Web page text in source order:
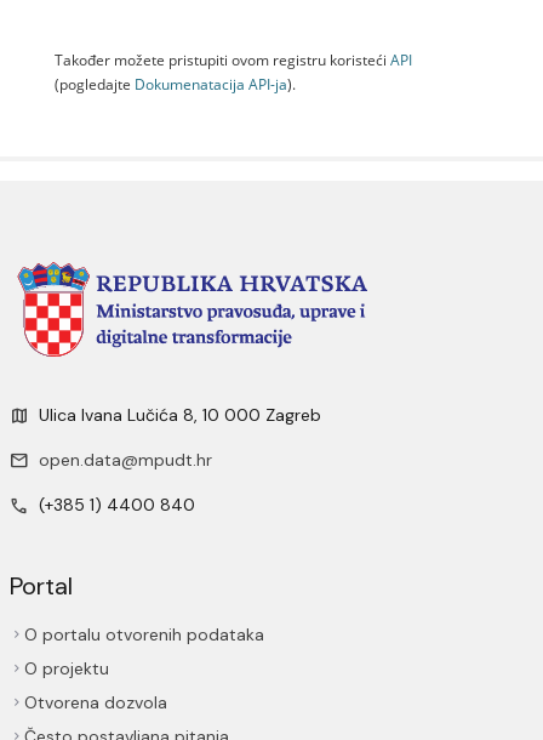
Također možete pristupiti ovom registru koristeći API
(pogledajte Dokumenаtаcijа API-jа).